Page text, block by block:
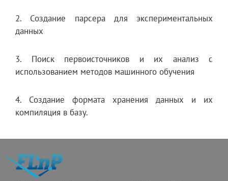
2. Создание парсера для экспериментальных
данных
3. Поиск первоисточников и их анализ с
использованием методов машинного обучения
4. Создание формата хранения данных и их
компиляция в базу.